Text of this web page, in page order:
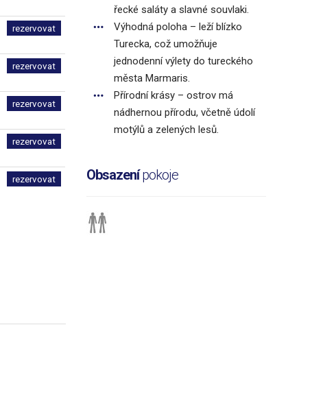
rezervovat
rezervovat
rezervovat
rezervovat
rezervovat
řecké saláty a slavné souvlaki.
Výhodná poloha – leží blízko
Turecka, což umožňuje
jednodenní výlety do tureckého
města Marmaris.
Přírodní krásy – ostrov má
nádhernou přírodu, včetně údolí
motýlů a zelených lesů.
Obsazenípokoje